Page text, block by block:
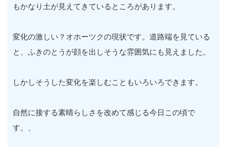
もかなり土が見えてきているところがあります。
変化の激しい？オホーツクの現状です。道路端を見ている
と、ふきのとうが顔を出しそうな雰囲気にも見えました。
しかしそうした変化を楽しむこともいろいろできます。
自然に接する素晴らしさを改めて感じる今日この頃で
す。、